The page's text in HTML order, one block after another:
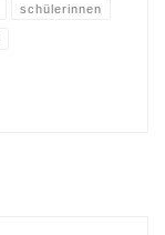
schülerinnen